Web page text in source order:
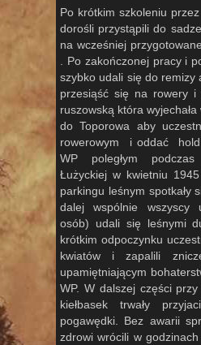
Po krótkim szkoleniu
dorośli przystąpili do
na wcześniej
. Po zakończonej pracy i
szybko udali się do remizy
przesiąść się na rowery
ruszowską która
do Toporowa aby
rowerowym i oddać hold
WP poległym
Łużyckiej w kwietniu
parkingu leśnym spotkały
dalej wspólnie wszyscy
osób) udali się leśnymi
krótkim odpoczynku
kwiatów i zapalili
upamiętniającym
WP. W dalszej części
kiełbasek trwały
pogawędki. Bez awarii
zdrowi wrócili w